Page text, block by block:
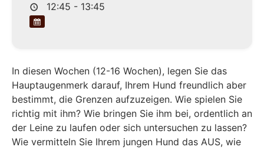
12:45 - 13:45
In diesen Wochen (12-16 Wochen), legen Sie das
Hauptaugenmerk darauf, Ihrem Hund freundlich aber
bestimmt, die Grenzen aufzuzeigen. Wie spielen Sie
richtig mit ihm? Wie bringen Sie ihm bei, ordentlich an
der Leine zu laufen oder sich untersuchen zu lassen?
Wie vermitteln Sie Ihrem jungen Hund das AUS, wie